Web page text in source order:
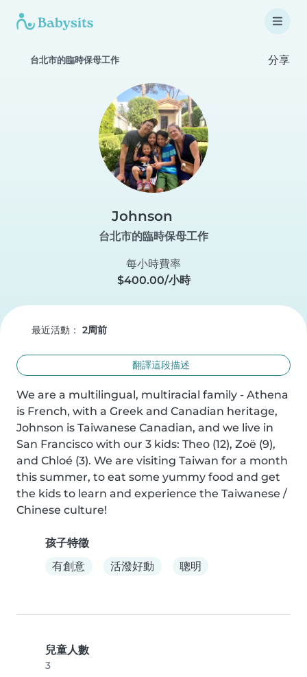
台北市的臨時保母工作 分享
Johnson
台北市的臨時保母工作
每小時費率
$400.00/小時
最近活動： 2周前
翻譯這段描述
We are a multilingual, multiracial family - Athena
is French, with a Greek and Canadian heritage,
Johnson is Taiwanese Canadian, and we live in
San Francisco with our 3 kids: Theo (12), Zoë (9),
and Chloé (3). We are visiting Taiwan for a month
this summer, to eat some yummy food and get
the kids to learn and experience the Taiwanese /
Chinese culture!
孩子特徵
有創意
活潑好動 聰明
兒童人數
3